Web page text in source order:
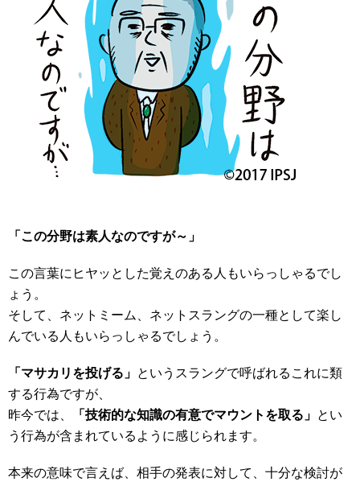
「この分野は素人なのですが～」
この言葉にヒヤッとした覚えのある人もいらっしゃるでし
ょう。
そして、ネットミーム、ネットスラングの一種として楽し
んでいる人もいらっしゃるでしょう。
「マサカリを投げる」 というスラングで呼ばれるこれに類
する行為ですが、
昨今では、
「技術的な知識の有意でマウントを取る」 とい
う行為が含まれているように感じられます。
本来の意味で言えば、相手の発表に対して、十分な検討が